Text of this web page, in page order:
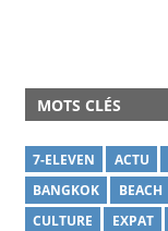
MOTS CLÉS
7-ELEVEN ACTU
BANGKOK
BEACH
CULTURE
EXPAT